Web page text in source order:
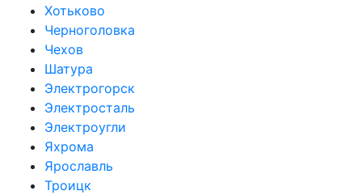
Хотьково
Черноголовка
Чехов
Шатура
Электрогорск
Электросталь
Электроугли
Яхрома
Ярославль
Троицк